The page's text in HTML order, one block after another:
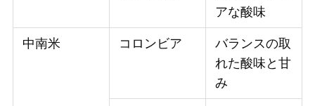
アな酸味
中南米 コロンビア
バランスの取
れた酸味と甘
み